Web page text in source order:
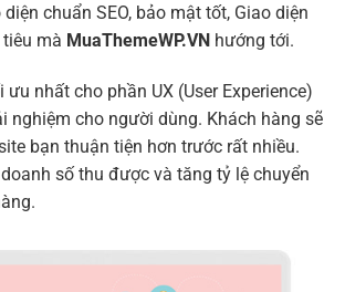
chuẩn SEO, bảo mật tốt, Giao diện
mà MuaThemeWP.VN hướng tới.
nhất cho phần UX (User Experience)
nghiệm cho người dùng. Khách hàng sẽ
bạn thuận tiện hơn trước rất nhiều.
số thu được và tăng tỷ lệ chuyển